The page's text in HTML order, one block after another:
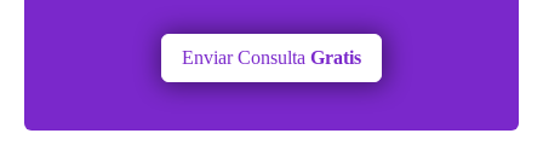
Enviar Consulta Gratis